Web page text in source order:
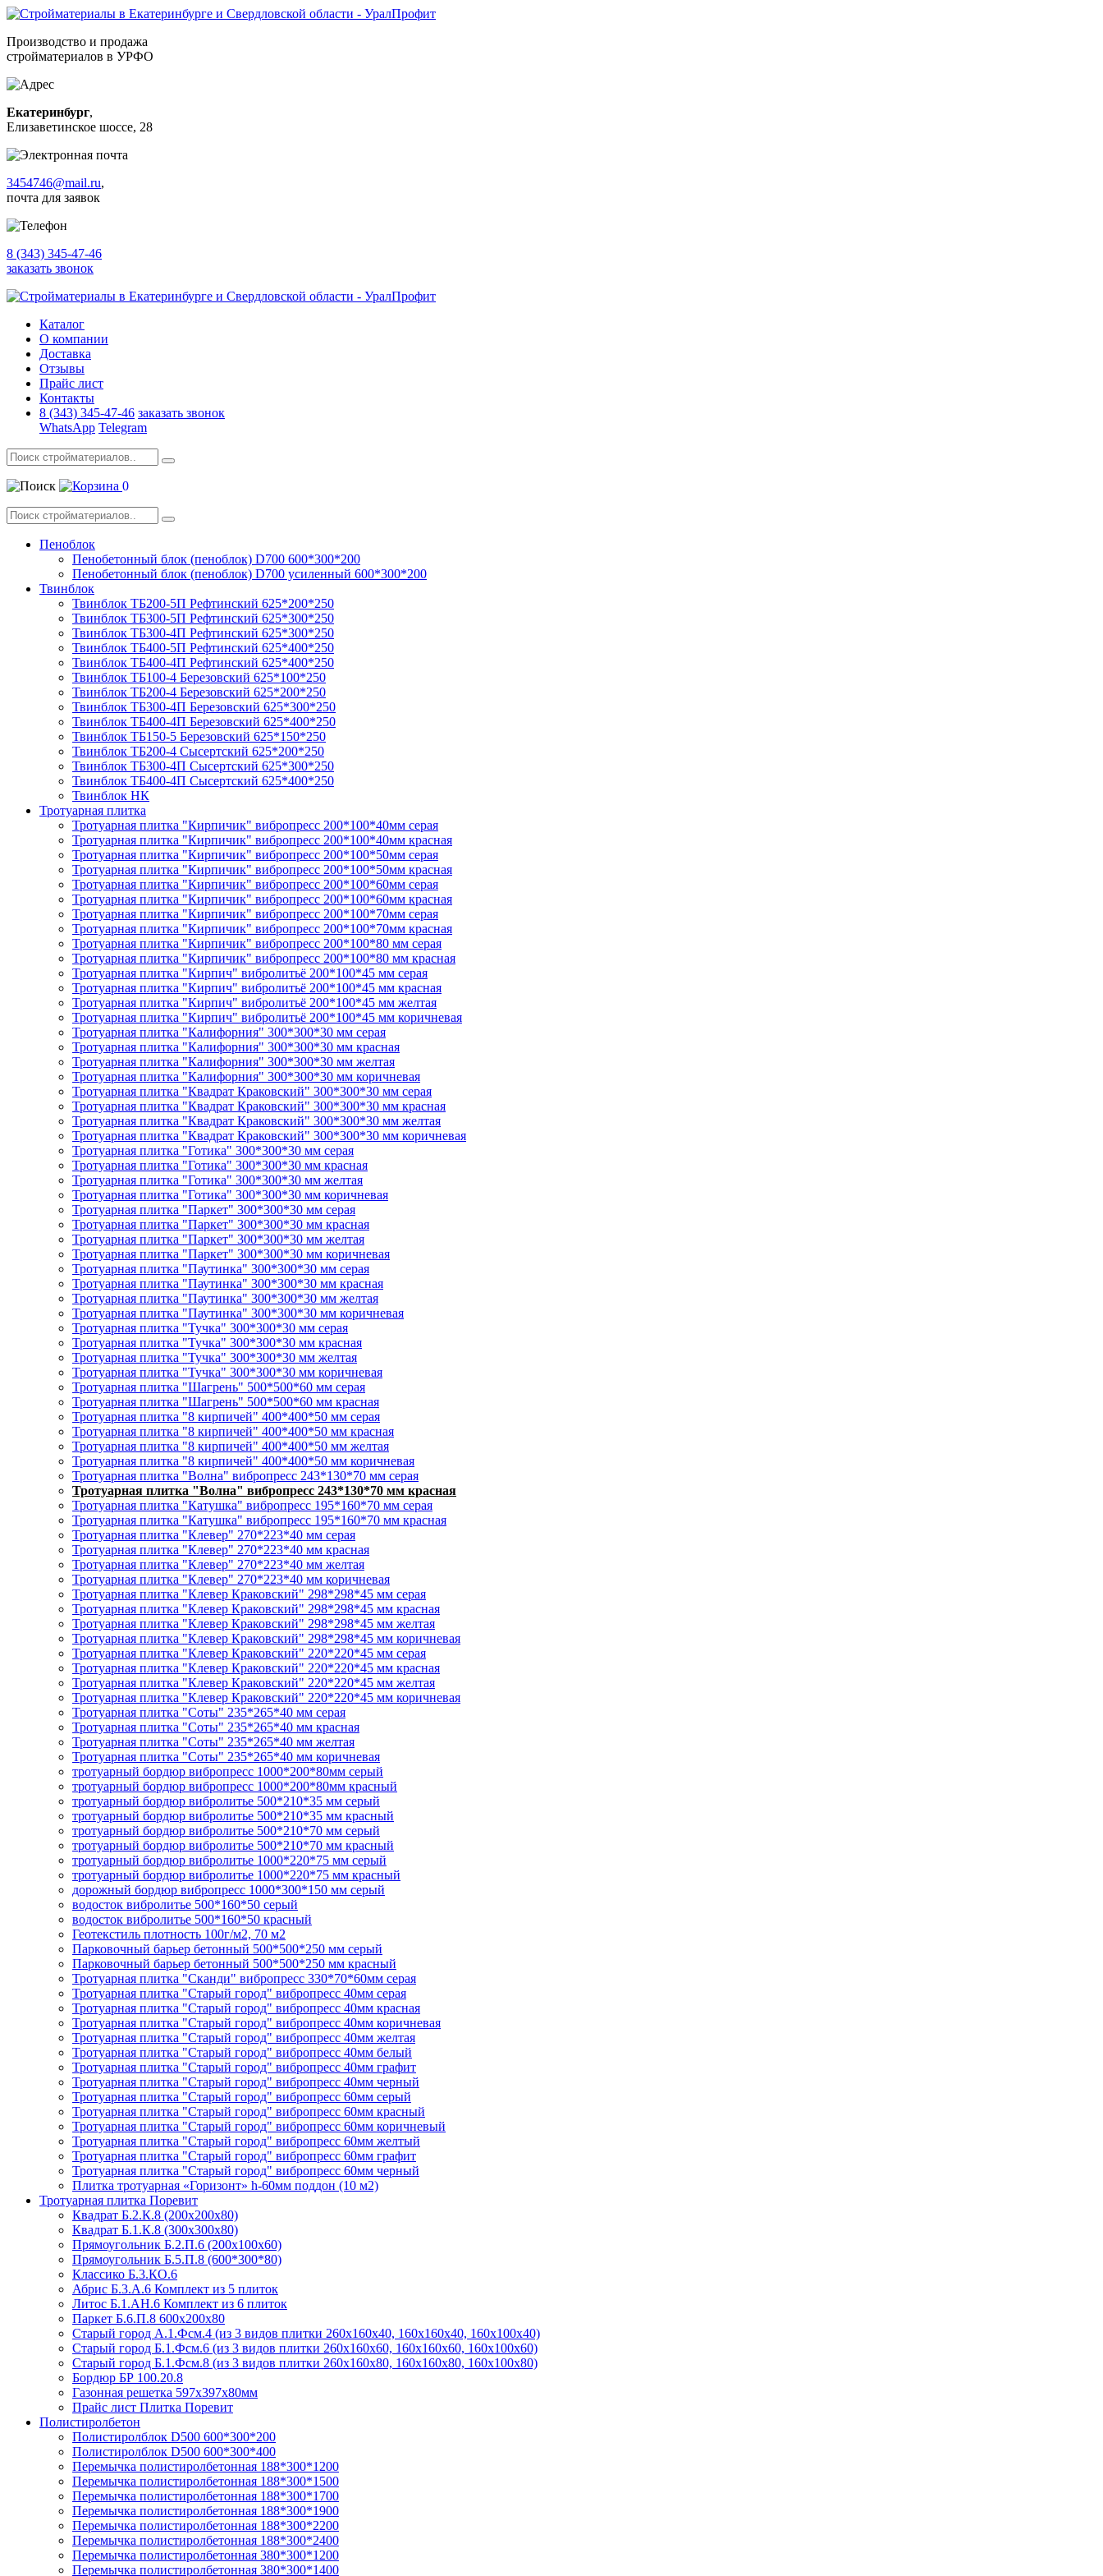
Производство и продажа
стройматериалов в УРФО
Екатеринбург,
Елизаветинское шоссе, 28
3454746@mail.ru,
почта для заявок
8 (343) 345-47-46
заказать звонок
Каталог
О компании
Доставка
Отзывы
Прайс лист
Контакты
8 (343) 345-47-46 заказать звонок
WhatsApp Telegram
0
Пеноблок
Пенобетонный блок (пеноблок) D700 600*300*200
Пенобетонный блок (пеноблок) D700 усиленный 600*300*200
Твинблок
Твинблок ТБ200-5П Рефтинский 625*200*250
Твинблок ТБ300-5П Рефтинский 625*300*250
Твинблок ТБ300-4П Рефтинский 625*300*250
Твинблок ТБ400-5П Рефтинский 625*400*250
Твинблок ТБ400-4П Рефтинский 625*400*250
Твинблок ТБ100-4 Березовский 625*100*250
Твинблок ТБ200-4 Березовский 625*200*250
Твинблок ТБ300-4П Березовский 625*300*250
Твинблок ТБ400-4П Березовский 625*400*250
Твинблок ТБ150-5 Березовский 625*150*250
Твинблок ТБ200-4 Сысертский 625*200*250
Твинблок ТБ300-4П Сысертский 625*300*250
Твинблок ТБ400-4П Сысертский 625*400*250
Твинблок НК
Тротуарная плитка
Тротуарная плитка "Кирпичик" вибропресс 200*100*40мм серая
Тротуарная плитка "Кирпичик" вибропресс 200*100*40мм красная
Тротуарная плитка "Кирпичик" вибропресс 200*100*50мм серая
Тротуарная плитка "Кирпичик" вибропресс 200*100*50мм красная
Тротуарная плитка "Кирпичик" вибропресс 200*100*60мм серая
Тротуарная плитка "Кирпичик" вибропресс 200*100*60мм красная
Тротуарная плитка "Кирпичик" вибропресс 200*100*70мм серая
Тротуарная плитка "Кирпичик" вибропресс 200*100*70мм красная
Тротуарная плитка "Кирпичик" вибропресс 200*100*80 мм серая
Тротуарная плитка "Кирпичик" вибропресс 200*100*80 мм красная
Тротуарная плитка "Кирпич" вибролитьё 200*100*45 мм серая
Тротуарная плитка "Кирпич" вибролитьё 200*100*45 мм красная
Тротуарная плитка "Кирпич" вибролитьё 200*100*45 мм желтая
Тротуарная плитка "Кирпич" вибролитьё 200*100*45 мм коричневая
Тротуарная плитка "Калифорния" 300*300*30 мм серая
Тротуарная плитка "Калифорния" 300*300*30 мм красная
Тротуарная плитка "Калифорния" 300*300*30 мм желтая
Тротуарная плитка "Калифорния" 300*300*30 мм коричневая
Тротуарная плитка "Квадрат Краковский" 300*300*30 мм серая
Тротуарная плитка "Квадрат Краковский" 300*300*30 мм красная
Тротуарная плитка "Квадрат Краковский" 300*300*30 мм желтая
Тротуарная плитка "Квадрат Краковский" 300*300*30 мм коричневая
Тротуарная плитка "Готика" 300*300*30 мм серая
Тротуарная плитка "Готика" 300*300*30 мм красная
Тротуарная плитка "Готика" 300*300*30 мм желтая
Тротуарная плитка "Готика" 300*300*30 мм коричневая
Тротуарная плитка "Паркет" 300*300*30 мм серая
Тротуарная плитка "Паркет" 300*300*30 мм красная
Тротуарная плитка "Паркет" 300*300*30 мм желтая
Тротуарная плитка "Паркет" 300*300*30 мм коричневая
Тротуарная плитка "Паутинка" 300*300*30 мм серая
Тротуарная плитка "Паутинка" 300*300*30 мм красная
Тротуарная плитка "Паутинка" 300*300*30 мм желтая
Тротуарная плитка "Паутинка" 300*300*30 мм коричневая
Тротуарная плитка "Тучка" 300*300*30 мм серая
Тротуарная плитка "Тучка" 300*300*30 мм красная
Тротуарная плитка "Тучка" 300*300*30 мм желтая
Тротуарная плитка "Тучка" 300*300*30 мм коричневая
Тротуарная плитка "Шагрень" 500*500*60 мм серая
Тротуарная плитка "Шагрень" 500*500*60 мм красная
Тротуарная плитка "8 кирпичей" 400*400*50 мм серая
Тротуарная плитка "8 кирпичей" 400*400*50 мм красная
Тротуарная плитка "8 кирпичей" 400*400*50 мм желтая
Тротуарная плитка "8 кирпичей" 400*400*50 мм коричневая
Тротуарная плитка "Волна" вибропресс 243*130*70 мм серая
Тротуарная плитка "Волна" вибропресс 243*130*70 мм красная
Тротуарная плитка "Катушка" вибропресс 195*160*70 мм серая
Тротуарная плитка "Катушка" вибропресс 195*160*70 мм красная
Тротуарная плитка "Клевер" 270*223*40 мм серая
Тротуарная плитка "Клевер" 270*223*40 мм красная
Тротуарная плитка "Клевер" 270*223*40 мм желтая
Тротуарная плитка "Клевер" 270*223*40 мм коричневая
Тротуарная плитка "Клевер Краковский" 298*298*45 мм серая
Тротуарная плитка "Клевер Краковский" 298*298*45 мм красная
Тротуарная плитка "Клевер Краковский" 298*298*45 мм желтая
Тротуарная плитка "Клевер Краковский" 298*298*45 мм коричневая
Тротуарная плитка "Клевер Краковский" 220*220*45 мм серая
Тротуарная плитка "Клевер Краковский" 220*220*45 мм красная
Тротуарная плитка "Клевер Краковский" 220*220*45 мм желтая
Тротуарная плитка "Клевер Краковский" 220*220*45 мм коричневая
Тротуарная плитка "Соты" 235*265*40 мм серая
Тротуарная плитка "Соты" 235*265*40 мм красная
Тротуарная плитка "Соты" 235*265*40 мм желтая
Тротуарная плитка "Соты" 235*265*40 мм коричневая
тротуарный бордюр вибропресс 1000*200*80мм серый
тротуарный бордюр вибропресс 1000*200*80мм красный
тротуарный бордюр вибролитье 500*210*35 мм серый
тротуарный бордюр вибролитье 500*210*35 мм красный
тротуарный бордюр вибролитье 500*210*70 мм серый
тротуарный бордюр вибролитье 500*210*70 мм красный
тротуарный бордюр вибролитье 1000*220*75 мм серый
тротуарный бордюр вибролитье 1000*220*75 мм красный
дорожный бордюр вибропресс 1000*300*150 мм серый
водосток вибролитье 500*160*50 серый
водосток вибролитье 500*160*50 красный
Геотекстиль плотность 100г/м2, 70 м2
Парковочный барьер бетонный 500*500*250 мм серый
Парковочный барьер бетонный 500*500*250 мм красный
Тротуарная плитка "Сканди" вибропресс 330*70*60мм серая
Тротуарная плитка "Старый город" вибропресс 40мм серая
Тротуарная плитка "Старый город" вибропресс 40мм красная
Тротуарная плитка "Старый город" вибропресс 40мм коричневая
Тротуарная плитка "Старый город" вибропресс 40мм желтая
Тротуарная плитка "Старый город" вибропресс 40мм белый
Тротуарная плитка "Старый город" вибропресс 40мм графит
Тротуарная плитка "Старый город" вибропресс 40мм черный
Тротуарная плитка "Старый город" вибропресс 60мм серый
Тротуарная плитка "Старый город" вибропресс 60мм красный
Тротуарная плитка "Старый город" вибропресс 60мм коричневый
Тротуарная плитка "Старый город" вибропресс 60мм желтый
Тротуарная плитка "Старый город" вибропресс 60мм графит
Тротуарная плитка "Старый город" вибропресс 60мм черный
Плитка тротуарная «Горизонт» h-60мм поддон (10 м2)
Тротуарная плитка Поревит
Квадрат Б.2.К.8 (200х200х80)
Квадрат Б.1.К.8 (300х300х80)
Прямоугольник Б.2.П.6 (200х100х60)
Прямоугольник Б.5.П.8 (600*300*80)
Классико Б.3.КО.6
Абрис Б.3.А.6 Комплект из 5 плиток
Литос Б.1.АН.6 Комплект из 6 плиток
Паркет Б.6.П.8 600х200х80
Старый город А.1.Фсм.4 (из 3 видов плитки 260х160х40, 160х160х40, 160х100х40)
Старый город Б.1.Фсм.6 (из 3 видов плитки 260х160х60, 160х160х60, 160х100х60)
Старый город Б.1.Фсм.8 (из 3 видов плитки 260х160х80, 160х160х80, 160х100х80)
Бордюр БР 100.20.8
Газонная решетка 597х397х80мм
Прайс лист Плитка Поревит
Полистиролбетон
Полистиролблок D500 600*300*200
Полистиролблок D500 600*300*400
Перемычка полистирол­бетонная 188*300*1200
Перемычка полистирол­бетонная 188*300*1500
Перемычка полистирол­бетонная 188*300*1700
Перемычка полистирол­бетонная 188*300*1900
Перемычка полистирол­бетонная 188*300*2200
Перемычка полистирол­бетонная 188*300*2400
Перемычка полистирол­бетонная 380*300*1200
Перемычка полистирол­бетонная 380*300*1400